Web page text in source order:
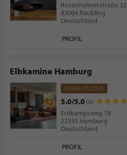
Rosenheimerstraße 32
83064 Raubling
Deutschland
PROFIL
Elbkamine Hamburg
KAMINSTUDIO
5.0/5.0 (6)
Erdkampsweg 78
22335 Hamburg
Deutschland
PROFIL